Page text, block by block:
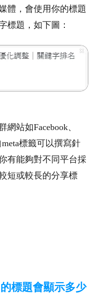
體，會使用你的標題
標題，如下圖：
站如Facebook、
標籤可以撰寫針
有能夠對不同平台採
短或較長的分享標
標題會顯示多少